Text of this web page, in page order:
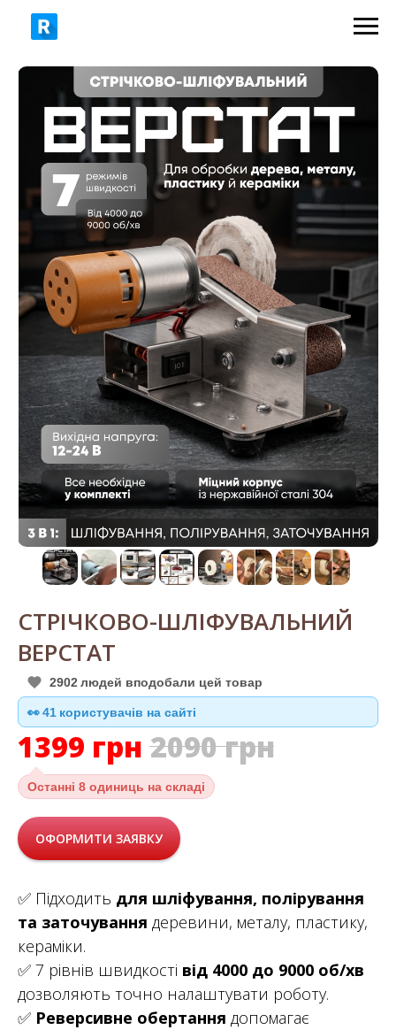
ЗАМОВИТИ
2090 грн 1399 грн
СТРІЧКОВО-ШЛІФУВАЛЬНИЙ
ВЕРСТАТ
2902 людей вподобали цей товар
👀41 користувачів на сайті
1399 грн 2090грн
Останні 8 одиниць на складі
ОФОРМИТИ ЗАЯВКУ
✅ Підходить для шліфування, полірування
та заточування деревини, металу, пластику,
кераміки.
✅ 7 рівнів швидкості від 4000 до 9000 об/хв
дозволяють точно налаштувати роботу.
✅ Реверсивне обертання допомагає